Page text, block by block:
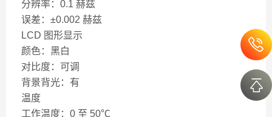
分辨率：0.1 赫兹
误差：±0.002 赫兹
LCD 图形显示
颜色：黑白
对比度：可调
背景背光：有
温度
工作温度：0 至 50℃